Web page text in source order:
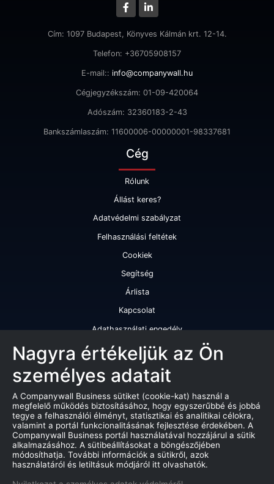
Cím: 1097 Budapest, Könyves Kálmán krt. 12-14.
Telefon: +36705908157
E-mail:: info@companywall.hu
Cégjegyzékszám: 01-09-420064
Adószám: 32360183-2-43
Bankszámlaszám: 11600006-00000001-98337681
Cég
Rólunk
Állást keres?
Adatvédelmi szabályzat
Felhasználási feltétek
Cookiek
Segítség
Árlista
Kapcsolat
Adathasználati engedély
Szolgáltatásaink
Cégminősítés
Cégminősítési riport
Kiváló cégminősítési tanúsítvány
Termékek
Companywall Business - Adattovábbítási szerződés
Nagyra értékeljük az Ön
személyes adatait
A Companywall Business sütiket (cookie-kat) használ a
megfelelő működés biztosításához, hogy egyszerűbbé és jobbá
tegye a felhasználói élményt, statisztikai és analitikai célokra,
valamint a portál funkcionalitásának fejlesztése érdekében. A
Companywall Business portál használatával hozzájárul a sütik
alkalmazásához. A sütibeállításokat a böngészőjében
módosíthatja. További információk a sütikről, azok
használatáról és letiltásuk módjáról itt olvashatók.